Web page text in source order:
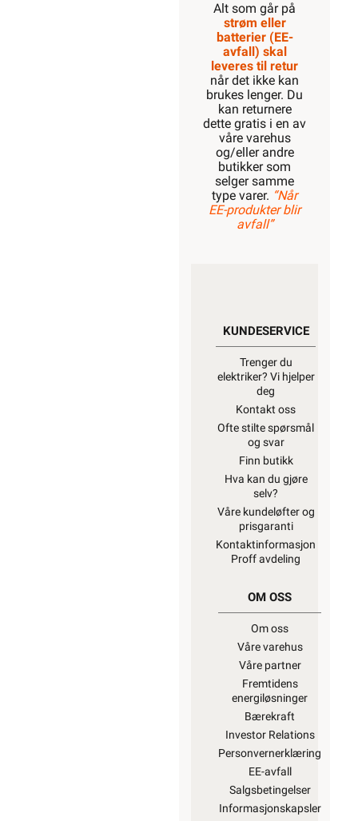
Alt som går på
strøm eller
batterier (EE-
avfall) skal
leveres til retur
når det ikke kan
brukes lenger. Du
kan returnere
dette gratis i en av
våre varehus
og/eller andre
butikker som
selger samme
type varer. “Når
EE-produkter blir
avfall”
KUNDESERVICE
Trenger du
elektriker? Vi hjelper
deg
Kontakt oss
Ofte stilte spørsmål
og svar
Finn butikk
Hva kan du gjøre
selv?
Våre kundeløfter og
prisgaranti
Kontaktinformasjon
Proff avdeling
OM OSS
Om oss
Våre varehus
Våre partner
Fremtidens
energiløsninger
Bærekraft
Investor Relations
Personvernerklæring
EE-avfall
Salgsbetingelser
Informasjonskapsler